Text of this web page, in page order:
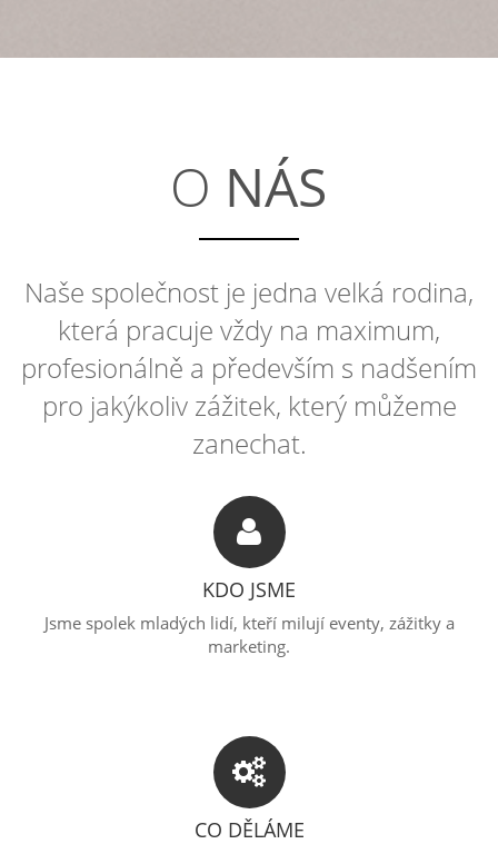
JSME KREATIVNÍ
JSME PROMOTE
O NÁS
Naše společnost je jedna velká rodina,
která pracuje vždy na maximum,
profesionálně a především s nadšením
pro jakýkoliv zážitek, který můžeme
zanechat.
KDO JSME
Jsme spolek mladých lidí, kteří milují eventy, zážitky a
marketing.
CO DĚLÁME